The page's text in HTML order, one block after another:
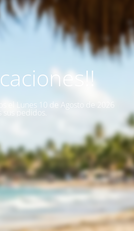
el Lunes 10 de Agosto de 2026
pedidos.